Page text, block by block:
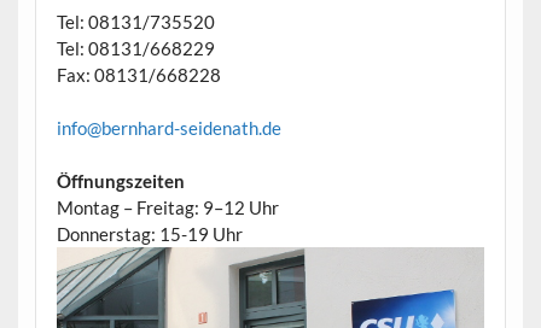
Tel: 08131/735520
Tel: 08131/668229
Fax: 08131/668228
info@bernhard-seidenath.de
Öffnungszeiten
Montag – Freitag: 9–12 Uhr
Donnerstag: 15-19 Uhr